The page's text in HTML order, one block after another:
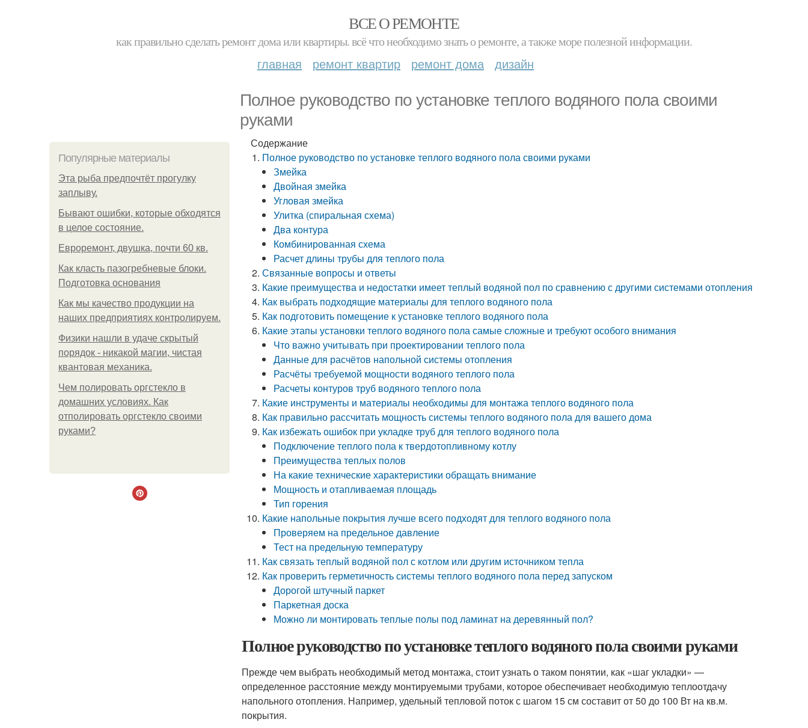
ВСЕ О РЕМОНТЕ
как правильно сделать ремонт дома или квартиры. всё что необходимо знать о ремонте, а также море полезной информации.
главная ремонт квартир ремонт дома дизайн
Полное руководство по установке теплого водяного пола своими
руками
Популярные материалы
Эта рыба предпочтёт прогулку
заплыву.
Бывают ошибки, которые обходятся
в целое состояние.
Евроремонт, двушка, почти 60 кв.
Как класть пазогребневые блоки.
Подготовка основания
Как мы качество продукции на
наших предприятиях контролируем.
Физики нашли в удаче скрытый
порядок - никакой магии, чистая
квантовая механика.
Чем полировать оргстекло в
домашних условиях. Как
отполировать оргстекло своими
руками?
Содержание
Полное руководство по установке теплого водяного пола своими руками
Змейка
Двойная змейка
Угловая змейка
Улитка (спиральная схема)
Два контура
Комбинированная схема
Расчет длины трубы для теплого пола
Связанные вопросы и ответы
Какие преимущества и недостатки имеет теплый водяной пол по сравнению с другими системами отопления
Как выбрать подходящие материалы для теплого водяного пола
Как подготовить помещение к установке теплого водяного пола
Какие этапы установки теплого водяного пола самые сложные и требуют особого внимания
Что важно учитывать при проектировании теплого пола
Данные для расчётов напольной системы отопления
Расчёты требуемой мощности водяного теплого пола
Расчеты контуров труб водяного теплого пола
Какие инструменты и материалы необходимы для монтажа теплого водяного пола
Как правильно рассчитать мощность системы теплого водяного пола для вашего дома
Как избежать ошибок при укладке труб для теплого водяного пола
Подключение теплого пола к твердотопливному котлу
Преимущества теплых полов
На какие технические характеристики обращать внимание
Мощность и отапливаемая площадь
Тип горения
Какие напольные покрытия лучше всего подходят для теплого водяного пола
Проверяем на предельное давление
Тест на предельную температуру
Как связать теплый водяной пол с котлом или другим источником тепла
Как проверить герметичность системы теплого водяного пола перед запуском
Дорогой штучный паркет
Паркетная доска
Можно ли монтировать теплые полы под ламинат на деревянный пол?
Полное руководство по установке теплого водяного пола своими руками
Прежде чем выбрать необходимый метод монтажа, стоит узнать о таком понятии, как «шаг укладки» —
определенное расстояние между монтируемыми трубами, которое обеспечивает необходимую теплоотдачу
напольного отопления. Например, удельный тепловой поток с шагом 15 см составит от 50 до 100 Вт на кв.м.
покрытия.